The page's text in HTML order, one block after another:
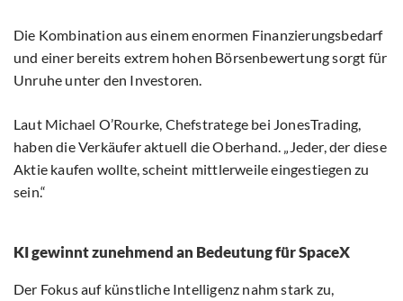
Die Kombination aus einem enormen Finanzierungsbedarf
und einer bereits extrem hohen Börsenbewertung sorgt für
Unruhe unter den Investoren.
Laut Michael O’Rourke, Chefstratege bei JonesTrading,
haben die Verkäufer aktuell die Oberhand. „Jeder, der diese
Aktie kaufen wollte, scheint mittlerweile eingestiegen zu
sein.“
KI gewinnt zunehmend an Bedeutung für SpaceX
Der Fokus auf künstliche Intelligenz nahm stark zu,